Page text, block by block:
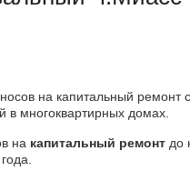
на капитальный
в многоквартирных домах.
на капитальный ремонт до